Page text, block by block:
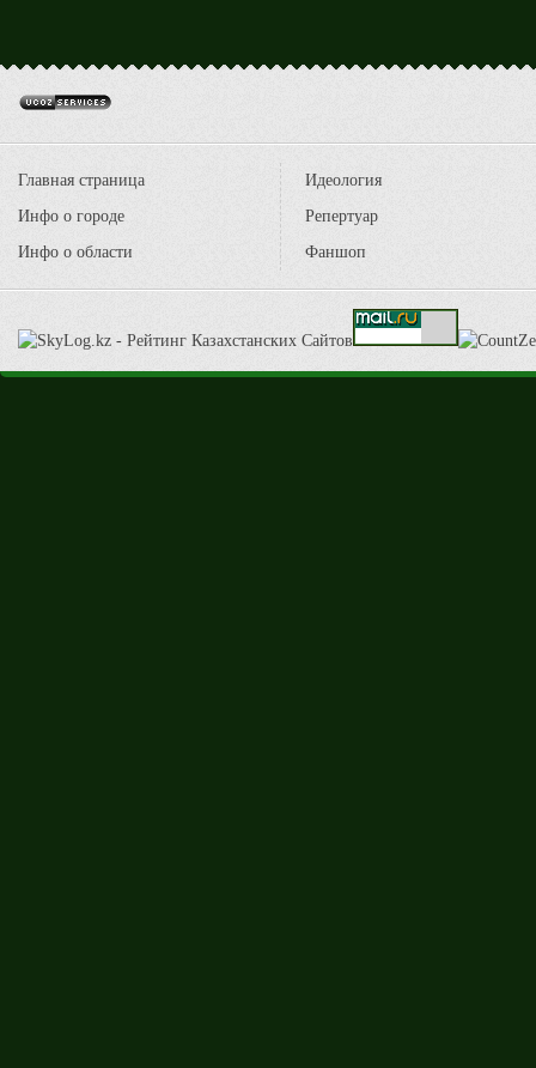
Главная страница
Инфо о городе
Инфо о области
Идеология
Репертуар
Фаншоп